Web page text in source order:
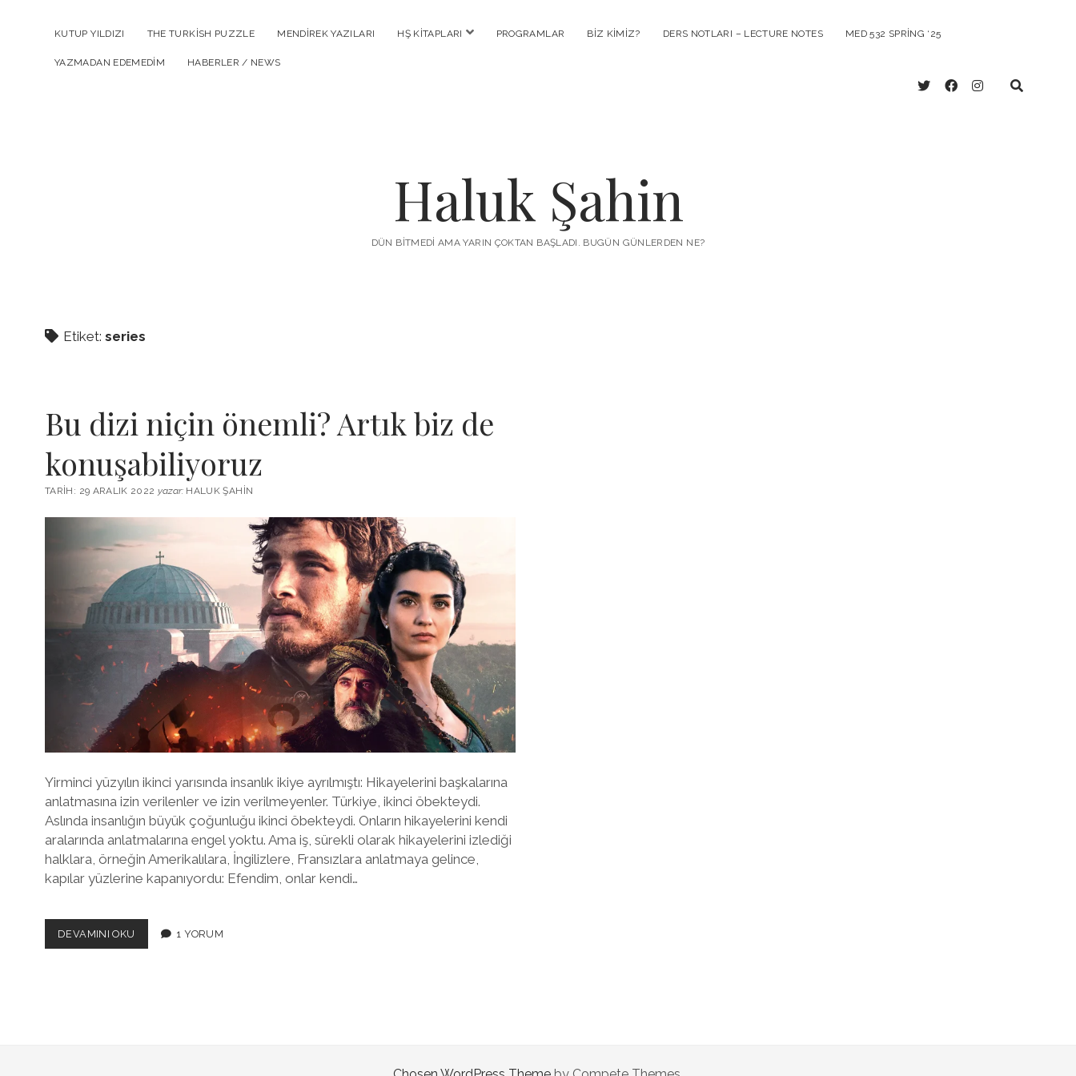
KUTUP YILDIZI THE TURKISH PUZZLE MENDIREK YAZILARI HŞ KITAPLARI menüyüPROGRAMLAR BIZ KIMIZ? DERS NOTLARI – LECTURE NOTES MED 532 SPRING ‘25
YAZMADAN EDEMEDIM HABERLER / NEWS
twitterfacebook
instagram
Haluk Şahin
DÜN BITMEDI AMA YARIN ÇOKTAN BAŞLADI. BUGÜN GÜNLERDEN NE?
Etiket: series
Bu dizi niçin önemli? Artık biz de
konuşabiliyoruz
TARIH: 29 ARALIK 2022 yazar:HALUK ŞAHIN
Yirminci yüzyılın ikinci yarısında insanlık ikiye ayrılmıştı: Hikayelerini başkalarına
anlatmasına izin verilenler ve izin verilmeyenler. Türkiye, ikinci öbekteydi.
Aslında insanlığın büyük çoğunluğu ikinci öbekteydi. Onların hikayelerini kendi
aralarında anlatmalarına engel yoktu. Ama iş, sürekli olarak hikayelerini izlediği
halklara, örneğin Amerikalılara, İngilizlere, Fransızlara anlatmaya gelince,
kapılar yüzlerine kapanıyordu: Efendim, onlar kendi…
DEVAMINI OKU
DIZI
1 YORUM